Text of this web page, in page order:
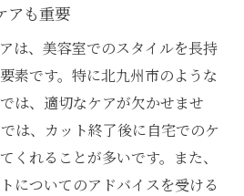
アも重要
は、美容室でのスタイルを長持
素です。特に北九州市のような
は、適切なケアが欠かせませ
は、カット終了後に自宅でのケ
くれることが多いです。また、
についてのアドバイスを受ける